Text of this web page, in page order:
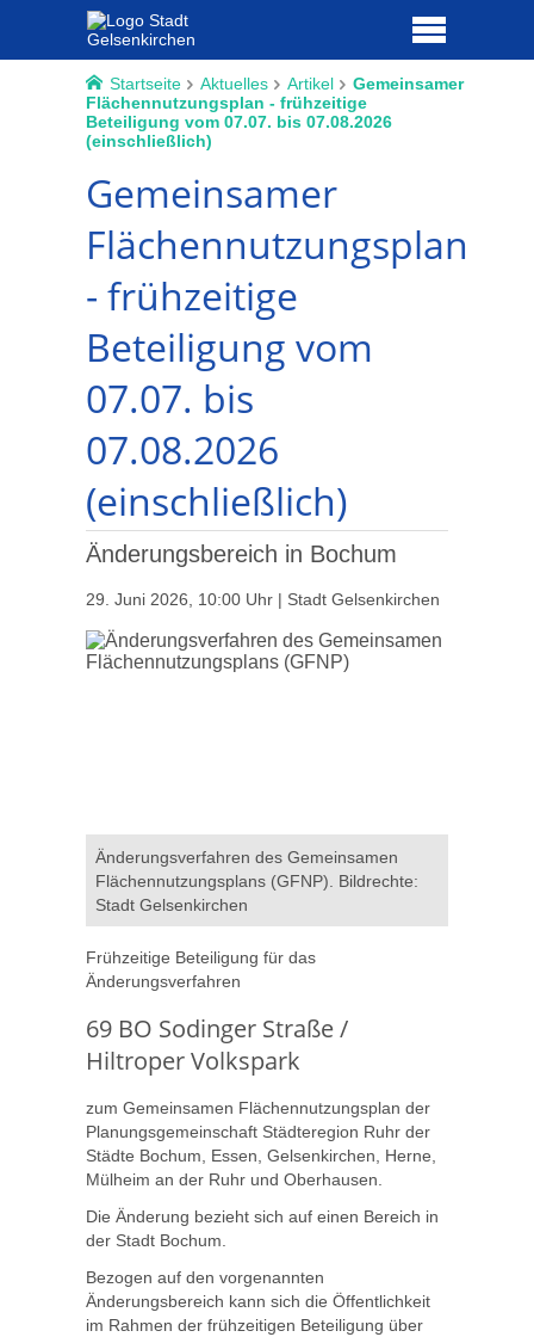
Startseite Aktuelles Artikel
Gemeinsamer
Flächennutzungsplan - frühzeitige
Beteiligung vom 07.07. bis 07.08.2026
(einschließlich)
Gemeinsamer
Flächennutzungsplan
- frühzeitige
Beteiligung vom
07.07. bis
07.08.2026
(einschließlich)
Änderungsbereich in Bochum
29. Juni 2026, 10:00 Uhr | Stadt Gelsenkirchen
Änderungsverfahren des Gemeinsamen
Flächennutzungsplans (GFNP). Bildrechte:
Stadt Gelsenkirchen
Frühzeitige Beteiligung für das
Änderungsverfahren
69 BO Sodinger Straße /
Hiltroper Volkspark
zum Gemeinsamen Flächennutzungsplan der
Planungsgemeinschaft Städteregion Ruhr der
Städte Bochum, Essen, Gelsenkirchen, Herne,
Mülheim an der Ruhr und Oberhausen.
Die Änderung bezieht sich auf einen Bereich in
der Stadt Bochum.
Bezogen auf den vorgenannten
Änderungsbereich kann sich die Öffentlichkeit
im Rahmen der frühzeitigen Beteiligung über